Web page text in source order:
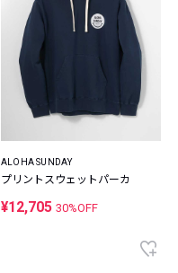
ALOHA SUNDAY
プリントスウェットパーカ
¥12,705 30%OFF